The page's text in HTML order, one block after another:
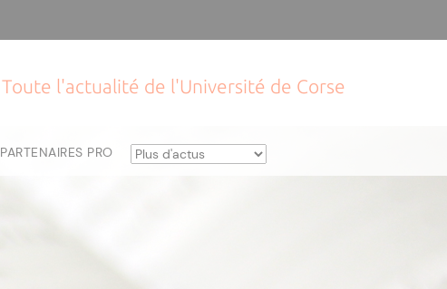
Toute l'actualité de l'Université de Corse
PARTENAIRES PRO